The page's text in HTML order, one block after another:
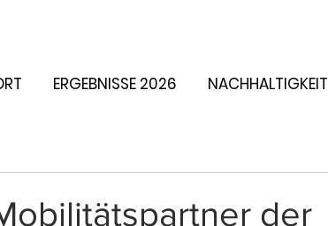
ERGEBNISSE 2026 NACHHALTIGKEIT
der